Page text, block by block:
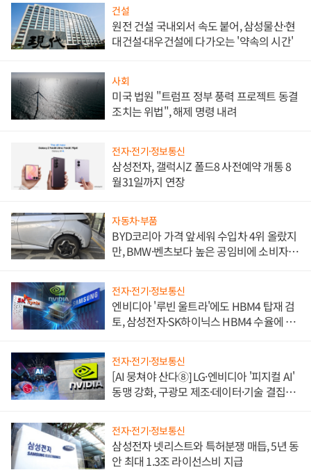
건설
원전 건설 국내외서 속도 붙어, 삼성물산·현
대건설·대우건설에 다가오는 '약속의 시간'
사회
미국 법원 "트럼프 정부 풍력 프로젝트 동결
조치는 위법", 해제 명령 내려
전자·전기·정보통신
삼성전자, 갤럭시Z 폴드8 사전예약 개통 8
월31일까지 연장
자동차·부품
BYD코리아 가격 앞세워 수입차 4위 올랐지
만, BMW·벤츠보다 높은 공임비에 소비자
전자·전기·정보통신
엔비디아 '루빈 울트라'에도 HBM4 탑재 검
토, 삼성전자·SK하이닉스 HBM4 수율에 주
전자·전기·정보통신
[AI 뭉쳐야 산다⑧] LG·엔비디아 '피지컬 AI'
동맹 강화, 구광모 제조·데이터·기술 결집
전자·전기·정보통신
삼성전자 넷리스트와 특허분쟁 매듭, 5년 동
안 최대 1.3조 라이선스비 지급